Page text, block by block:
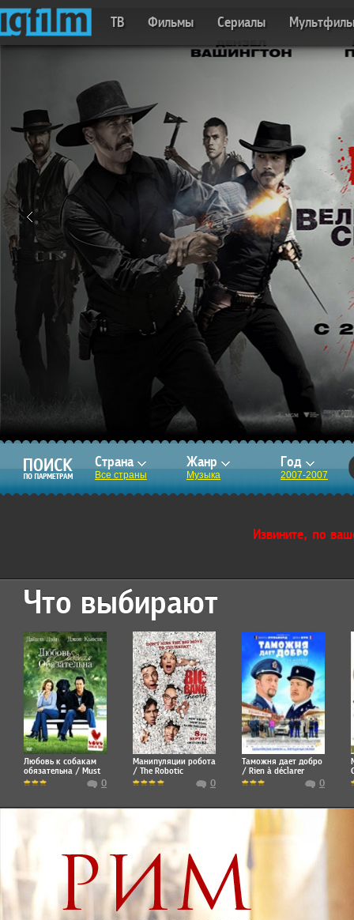
ТВ Фильмы Сериалы
Страна
Все страны
Жанр
Музыка
Год
2007-2007
Извините, по
Что выбирают
Любовь к собакам
обязательна / Must
Love Dogs
0
Манипуляции робота
/ The Robotic
Manipulation
0
Таможня дает добро
/ Rien à déclarer
0